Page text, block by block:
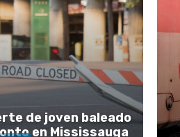
de joven baleado
en Mississauga